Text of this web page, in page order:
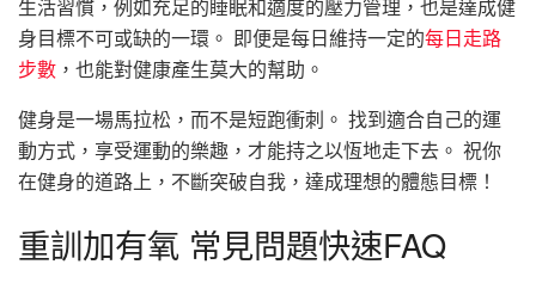
生活習慣，例如充足的睡眠和適度的壓力管理，也是達成健
身目標不可或缺的一環。 即便是每日維持一定的每日走路
步數 ，也能對健康產生莫大的幫助。
健身是一場馬拉松，而不是短跑衝刺。 找到適合自己的運
動方式，享受運動的樂趣，才能持之以恆地走下去。 祝你
在健身的道路上，不斷突破自我，達成理想的體態目標！
重訓加有氧 常見問題快速FAQ